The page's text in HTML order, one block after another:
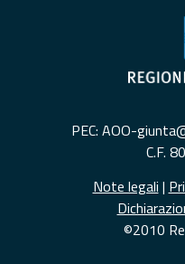
PEC: AOO-
C.F.
Note legali |
©2010